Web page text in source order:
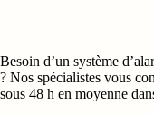
Besoin d’un système
? Nos spécialistes vous
sous 48 h en moyenne